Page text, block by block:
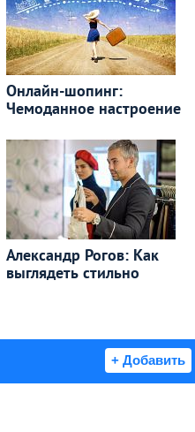
Онлайн-шопинг:
Чемоданное настроение
Александр Рогов: Как
выглядеть стильно
+ Добавить